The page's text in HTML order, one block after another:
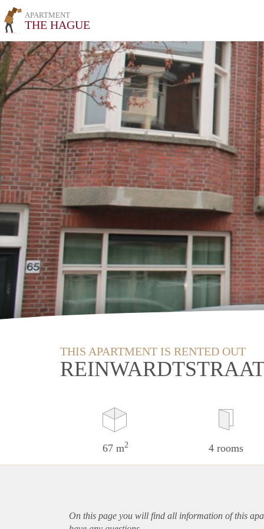
APARTMENT
THE HAGUE
THIS APARTMENT IS RENTED OUT
67 m2 4 rooms
On this page you will find all information of this